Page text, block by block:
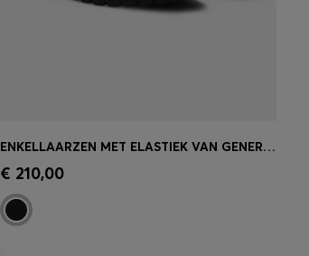
Snel shoppen
ENKELLAARZEN MET ELASTIEK VAN GENERFD LEER MET LOGO IN GOUDFOLIE
€ 210,00